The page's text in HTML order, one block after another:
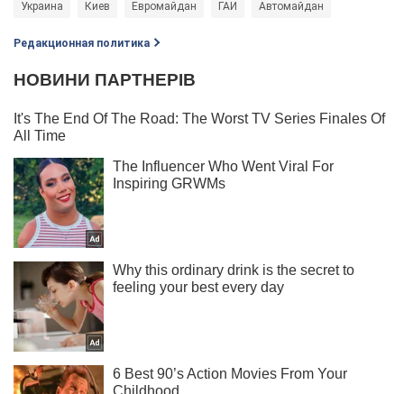
Украина Киев Евромайдан ГАИ Автомайдан
Редакционная политика